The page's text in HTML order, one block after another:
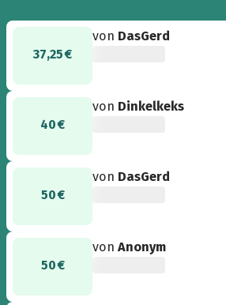
37,25 €
von DasGerd
40 €
von Dinkelkeks
50 €
von DasGerd
50 €
vonAnonym